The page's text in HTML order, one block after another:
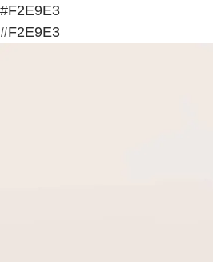
#F2E9E3
#F2E9E3